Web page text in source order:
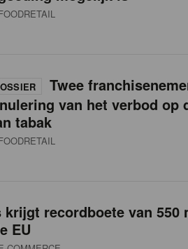
Twee
van het verbod op
tabak
krijgt recordboete van 550
EU